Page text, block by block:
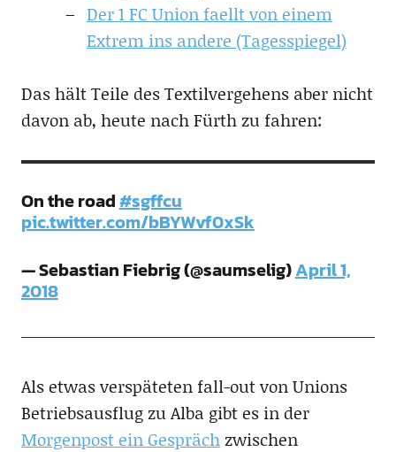
Der 1 FC Union faellt von einem
Extrem ins andere (Tagesspiegel)
Das hält Teile des Textilvergehens aber nicht
davon ab, heute nach Fürth zu fahren:
On the road#sgffcu
pic.twitter.com/bBYWvf0xSk
— Sebastian Fiebrig (@saumselig)April 1,
2018
Als etwas verspäteten fall-out von Unions
Betriebsausflug zu Alba gibt es in der
Morgenpost ein Gesprächzwischen